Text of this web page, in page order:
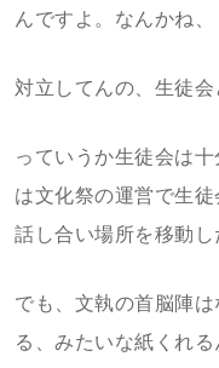
んですよ。なんかね、
対立してんの、生徒会
っていうか生徒会は
は文化祭の運営で生
話し合い場所を移動し
でも、文執の首脳陣
る、みたいな紙くれ